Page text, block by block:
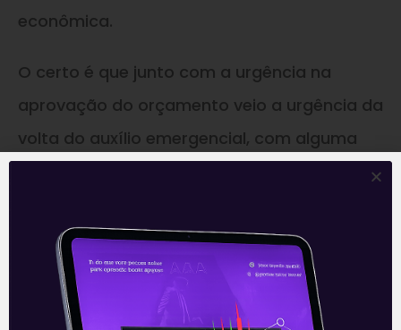
econômica.
O certo é que junto com a urgência na
aprovação do orçamento veio a urgência da
volta do auxílio emergencial, com alguma
lideranças sabem as repercussões que isso
pode causar.
—